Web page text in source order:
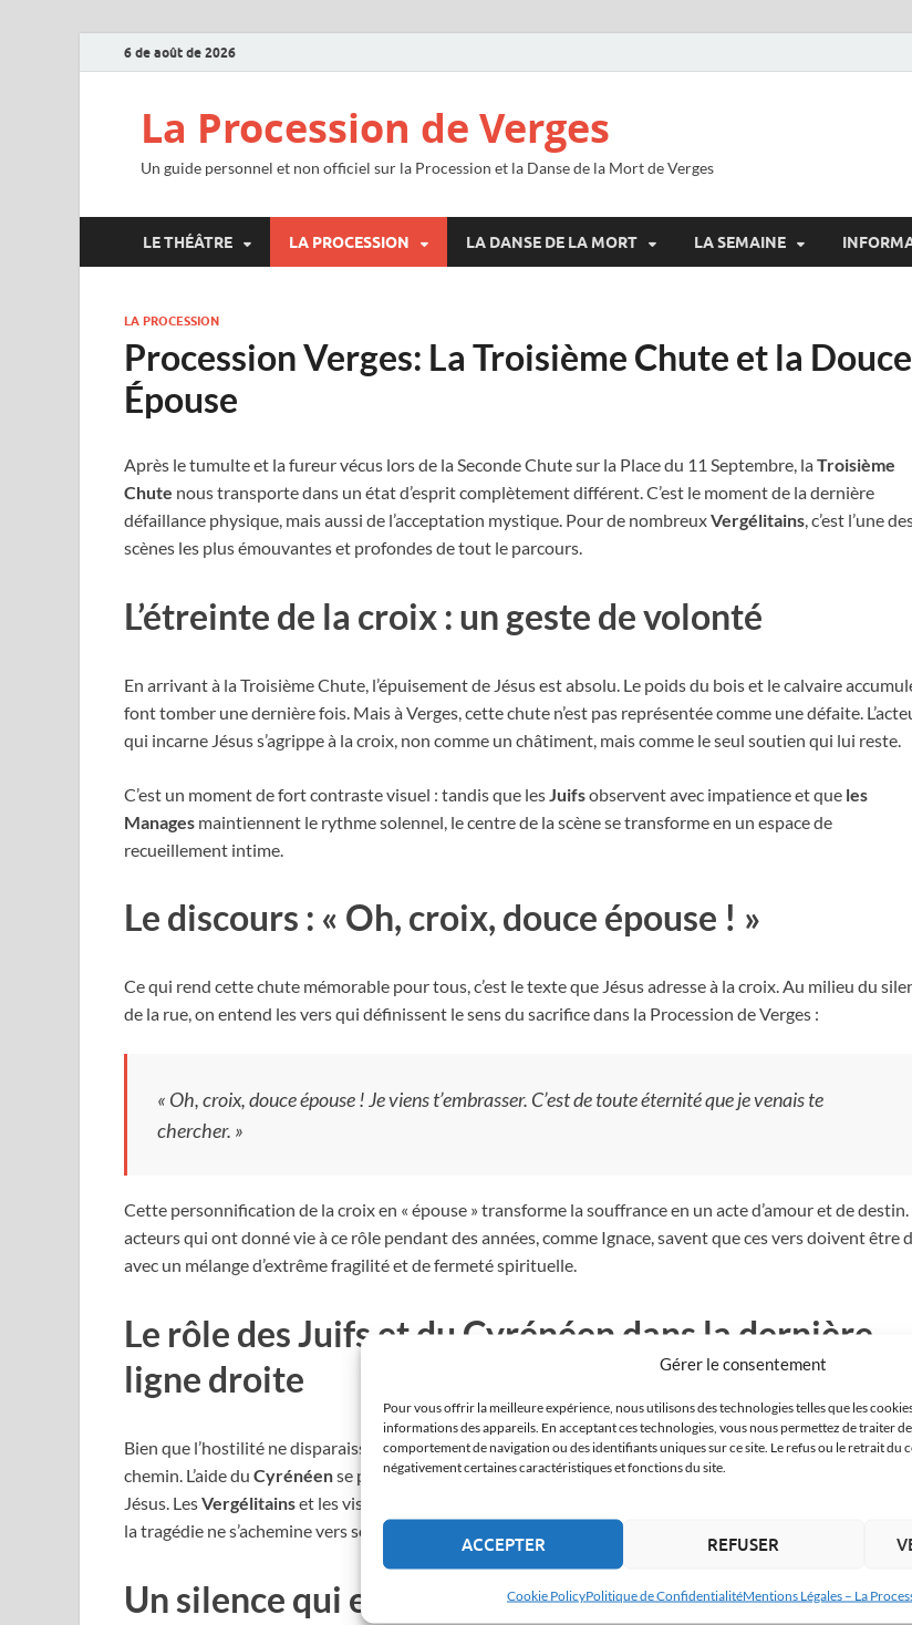
Gérer le consentement
Pour vous offrir la meilleure expérience, nous utilisons des technologies telles que les
informations des appareils. En acceptant ces technologies, vous nous permettez de traiter
comportement de navigation ou des identifiants uniques sur ce site. Le refus ou le retrait du
négativement certaines caractéristiques et fonctions du site.
ACCEPTER REFUSER
Cookie PolicyPolitique de ConfidentialitéMentions Légales – La
6 de août de 2026
La Procession de Verges
Un guide personnel et non officiel sur la Procession et la Danse de la Mort de Verges
LE THÉÂTRE LA PROCESSION LA DANSE DE LA MORT LA SEMAINE
LA PROCESSION
Procession Verges: La Troisième Chute et la Douce
Épouse
Après le tumulte et la fureur vécus lors de la Seconde Chute sur la Place du 11 Septembre, laTroisième
Chute nous transporte dans un état d’esprit complètement différent. C’est le moment de la dernière
défaillance physique, mais aussi de l’acceptation mystique. Pour de nombreuxVergélitains, c’est l’une
scènes les plus émouvantes et profondes de tout le parcours.
L’étreinte de la croix : un geste de volonté
En arrivant à la Troisième Chute, l’épuisement de Jésus est absolu. Le poids du bois et le calvaire
font tomber une dernière fois. Mais à Verges, cette chute n’est pas représentée comme une défaite.
qui incarne Jésus s’agrippe à la croix, non comme un châtiment, mais comme le seul soutien qui lui reste.
C’est un moment de fort contraste visuel : tandis que les Juifsobservent avec impatience et que les
Manages maintiennent le rythme solennel, le centre de la scène se transforme en un espace de
recueillement intime.
Le discours : « Oh, croix, douce épouse ! »
Ce qui rend cette chute mémorable pour tous, c’est le texte que Jésus adresse à la croix. Au milieu du
de la rue, on entend les vers qui définissent le sens du sacrifice dans la Procession de Verges :
« Oh, croix, douce épouse ! Je viens t’embrasser. C’est de toute éternité que je venais te
chercher. »
Cette personnification de la croix en « épouse » transforme la souffrance en un acte d’amour et de destin.
acteurs qui ont donné vie à ce rôle pendant des années, comme Ignace, savent que ces vers doivent être
avec un mélange d’extrême fragilité et de fermeté spirituelle.
Le rôle des Juifs et du Cyrénéen dans la dernière
ligne droite
Bien que l’hostilité ne disparaisse pas, lors de la Troisième Chute, lesJuifscommencent à entrevoir la fin
chemin. L’aide du Cyrénéense poursuit, mais l’attention se déplace entièrement vers la figure solitaire de
Jésus. LesVergélitainset les visiteurs savent que c’est le dernier moment où ils le verront debout avant
la tragédie ne s’achemine vers son dénouement sur la place pour la Crucifixion.
Un silence qui emplit les rues de Verges